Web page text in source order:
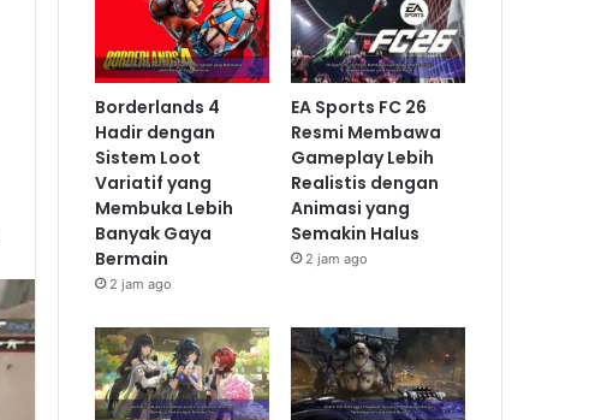
Borderlands 4
Hadir dengan
Sistem Loot
Variatif yang
Membuka Lebih
Banyak Gaya
Bermain
2 jam ago
EA Sports FC 26
Resmi Membawa
Gameplay Lebih
Realistis dengan
Animasi yang
Semakin Halus
2 jam ago